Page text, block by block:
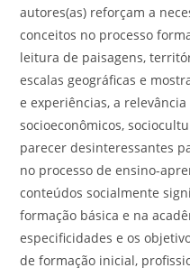
autores(as) reforçam a
conceitos no processo
leitura de paisagens,
escalas geográficas e
e experiências, a
socioeconômicos,
parecer desinteressantes
no processo de ensino-
conteúdos socialmente
formação básica e na
especificidades e os
de formação inicial,